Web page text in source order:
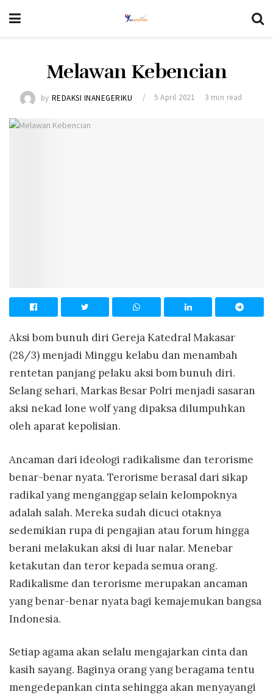
Melawan Kebencian
by REDAKSI INANEGERIKU 5 April 2021 3 min read
Aksi bom bunuh diri Gereja Katedral Makasar
(28/3) menjadi Minggu kelabu dan menambah
rentetan panjang pelaku aksi bom bunuh diri.
Selang sehari, Markas Besar Polri menjadi sasaran
aksi nekad lone wolf yang dipaksa dilumpuhkan
oleh aparat kepolisian.
Ancaman dari ideologi radikalisme dan terorisme
benar-benar nyata. Terorisme berasal dari sikap
radikal yang menganggap selain kelompoknya
adalah salah. Mereka sudah dicuci otaknya
sedemikian rupa di pengajian atau forum hingga
berani melakukan aksi di luar nalar. Menebar
ketakutan dan teror kepada semua orang.
Radikalisme dan terorisme merupakan ancaman
yang benar-benar nyata bagi kemajemukan bangsa
Indonesia.
Setiap agama akan selalu mengajarkan cinta dan
kasih sayang. Baginya orang yang beragama tentu
mengedepankan cinta sehingga akan menyayangi